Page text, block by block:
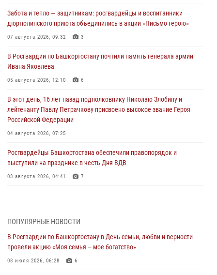
Забота и тепло — защитникам: росгвардейцы и воспитанники
дюртюлинского приюта объединились в акции «Письмо герою»
07 августа 2026, 09:32 3
В Росгвардии по Башкортостану почтили память генерала армии
Ивана Яковлева
05 августа 2026, 12:10 6
В этот день, 16 лет назад подполковнику Николаю Злобину и
лейтенанту Павлу Петрачкову присвоено высокое звание Героя
Российской Федерации
04 августа 2026, 07:25
Росгвардейцы Башкортостана обеспечили правопорядок и
выступили на празднике в честь Дня ВДВ
03 августа 2026, 04:41 7
03 августа 2026, 04:30 8
В Башкирии росгвардейцы провели волейбольный турнир на
открытом воздухе
03 августа 2026, 04:29
ПОПУЛЯРНЫЕ НОВОСТИ
В Росгвардии по Башкортостану в День семьи, любви и верности
провели акцию «Моя семья – мое богатство»
08 июля 2026, 06:28 6